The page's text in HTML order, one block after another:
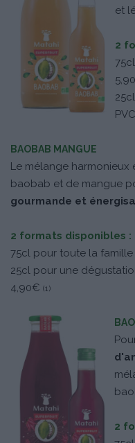
et
2
BAOBAB MANGUE
Le mélange harmonieux
baobab et de mangue
gourmande et
2 formats disponibles :
75cl pour toute la famille
25cl pour une
4,90€ (1)
2